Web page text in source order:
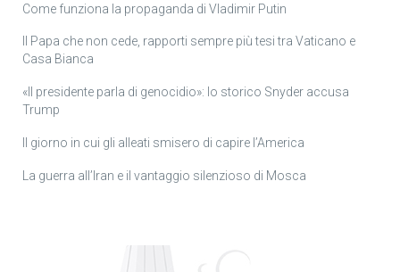
Come funziona la propaganda di Vladimir Putin
Il Papa che non cede, rapporti sempre più tesi tra Vaticano e
Casa Bianca
«Il presidente parla di genocidio»: lo storico Snyder accusa
Trump
Il giorno in cui gli alleati smisero di capire l’America
La guerra all’Iran e il vantaggio silenzioso di Mosca